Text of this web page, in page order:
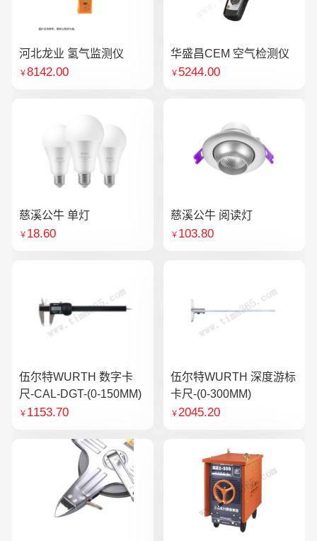
河北龙业 氢气监测仪
￥8142.00
华盛昌CEM 空气检测仪
￥ 5244.00
慈溪公牛 单灯
￥ 18.60
慈溪公牛 阅读灯
￥ 103.80
伍尔特WURTH 数字卡
尺-CAL-DGT-(0-150MM)
￥ 1153.70
伍尔特WURTH 深度游标
卡尺-(0-300MM)
￥2045.20